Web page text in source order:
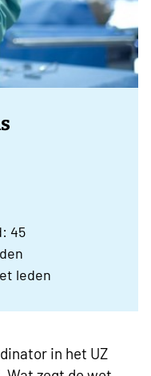
45
leden
in het UZ